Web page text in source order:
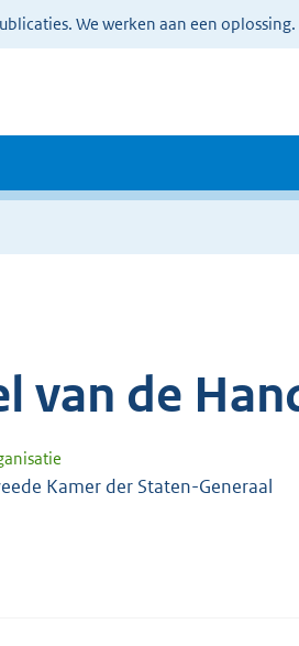
We werken aan een
van de
Kamer der Staten-Generaal